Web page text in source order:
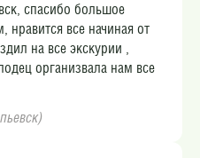
спасибо большое
нравится все начиная от
на все экскурии ,
организвала нам все